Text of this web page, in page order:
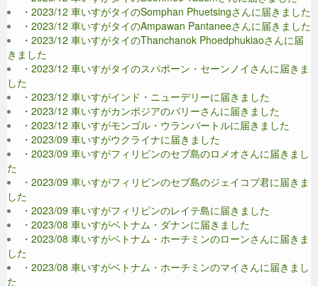
・2023/12 車いすがタイのSomphan Phuetsingさんに届きました
・2023/12 車いすがタイのAmpawan Pantaneeさんに届きました
・2023/12 車いすがタイのThanchanok Phoedphukiaoさんに届
きました
・2023/12 車いすがタイのスパポーン・セーンノイさんに届きま
した
・2023/12 車いすがインド・ニューデリーに届きました
・2023/12 車いすがカンボジアのパリーさんに届きました
・2023/12 車いすがモンゴル・ウランバートルに届きました
・2023/09 車いすがウクライナに届きました
・2023/09 車いすがフィリピンのセブ島のロメオさんに届きまし
た
・2023/09 車いすがフィリピンのセブ島のジェイコブ君に届きま
した
・2023/09 車いすがフィリピンのレイテ島に届きました
・2023/08 車いすがベトナム・ダナンに届きました
・2023/08 車いすがベトナム・ホーチミンのローンさんに届きま
した
・2023/08 車いすがベトナム・ホーチミンのマイさんに届きまし
た